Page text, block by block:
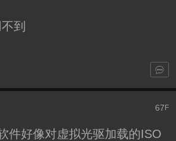
到
67F
件好像对虚拟光驱加载的ISO